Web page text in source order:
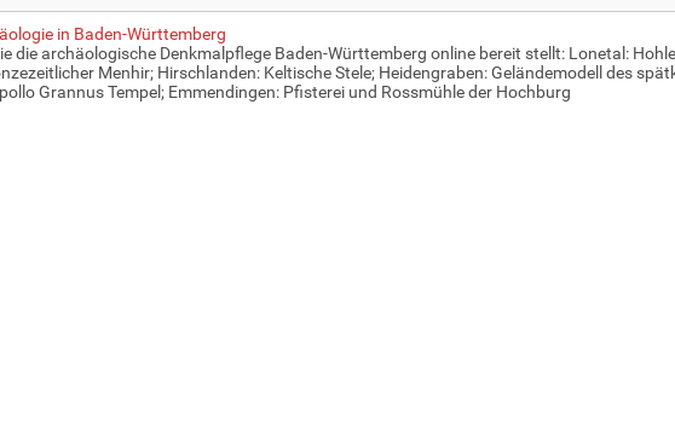
in Baden-Württemberg
die archäologische Denkmalpflege Baden-Württemberg online bereit stellt: Lonetal:
Menhir; Hirschlanden: Keltische Stele; Heidengraben: Geländemodell des
Grannus Tempel; Emmendingen: Pfisterei und Rossmühle der Hochburg